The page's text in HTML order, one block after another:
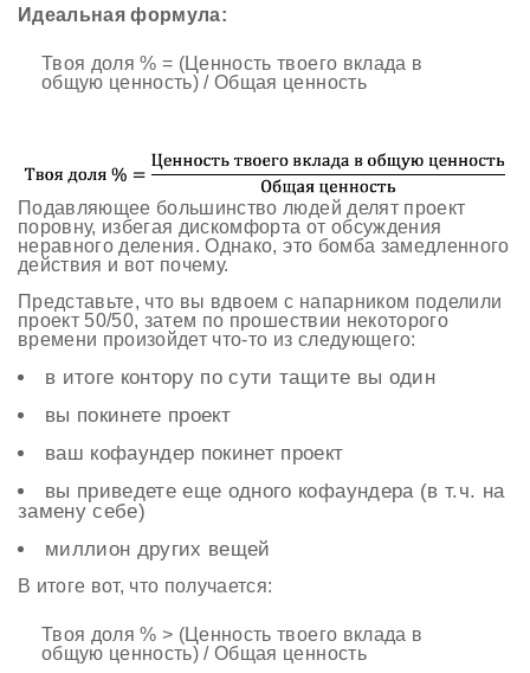
Идеальная формула:
Твоя доля % = (Ценность твоего вклада в
общую ценность) / Общая ценность
Подавляющее большинство людей делят проект
поровну, избегая дискомфорта от обсуждения
неравного деления. Однако, это бомба замедленного
действия и вот почему.
Представьте, что вы вдвоем с напарником поделили
проект 50/50, затем по прошествии некоторого
времени произойдет что-то из следующего:
в итоге контору по сути тащите вы один
вы покинете проект
ваш кофаундер покинет проект
вы приведете еще одного кофаундера (в т.ч. на
замену себе)
миллион других вещей
В итоге вот, что получается:
Твоя доля % > (Ценность твоего вклада в
общую ценность) / Общая ценность